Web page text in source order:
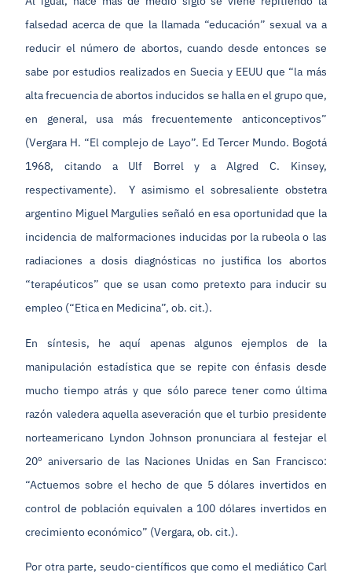
falsedad acerca de que la llamada “educación” sexual va a
reducir el número de abortos, cuando desde entonces se
sabe por estudios realizados en Suecia y EEUU que “la más
alta frecuencia de abortos inducidos se halla en el grupo que,
en general, usa más frecuentemente anticonceptivos”
(Vergara H. “El complejo de Layo”. Ed Tercer Mundo. Bogotá
1968, citando a Ulf Borrel y a Algred C. Kinsey,
respectivamente). Y asimismo el sobresaliente obstetra
argentino Miguel Margulies señaló en esa oportunidad que la
incidencia de malformaciones inducidas por la rubeola o las
radiaciones a dosis diagnósticas no justifica los abortos
“terapéuticos” que se usan como pretexto para inducir su
empleo (“Etica en Medicina”, ob. cit.).
En síntesis, he aquí apenas algunos ejemplos de la
manipulación estadística que se repite con énfasis desde
mucho tiempo atrás y que sólo parece tener como última
razón valedera aquella aseveración que el turbio presidente
norteamericano Lyndon Johnson pronunciara al festejar el
20º aniversario de las Naciones Unidas en San Francisco:
“Actuemos sobre el hecho de que 5 dólares invertidos en
control de población equivalen a 100 dólares invertidos en
crecimiento económico” (Vergara, ob. cit.).
Por otra parte, seudo-científicos que como el mediático Carl